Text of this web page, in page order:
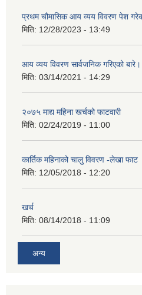
प्रथम चौमासिक आय व्यय विवरण पेश
मिति: 12/28/2023 - 13:49
आय व्यय विवरण सार्वजनिक गरिएको बारे।
मिति: 03/14/2021 - 14:29
२०७५ माद्य महिना खर्चको फाटवारी
मिति: 02/24/2019 - 11:00
कार्तिक महिनाको चालु विवरण -लेखा फाट
मिति: 12/05/2018 - 12:20
खर्च
मिति: 08/14/2018 - 11:09
अन्य